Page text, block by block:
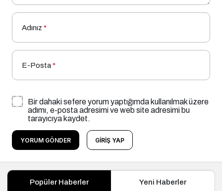
Adınız *
E-Posta*
Bir dahaki sefere yorum yaptığımda kullanılmak üzere
adımı, e-posta adresimi ve web site adresimi bu
tarayıcıya kaydet.
YORUM GÖNDER GIRIŞ YAP
Popüler Haberler Yeni Haberler